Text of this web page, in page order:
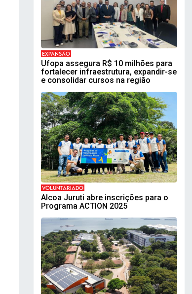
EXPANSÃO
Ufopa assegura R$ 10 milhões para
fortalecer infraestrutura, expandir-se
e consolidar cursos na região
VOLUNTARIADO
Alcoa Juruti abre inscrições para o
Programa ACTION 2025